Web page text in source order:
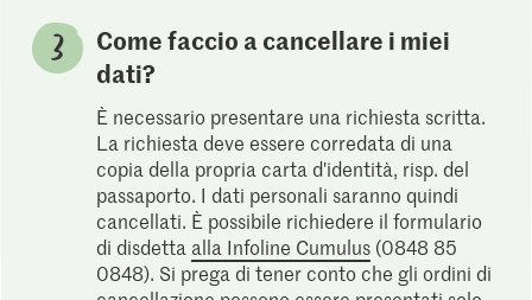
Come faccio a cancellare i miei
dati?
È necessario presentare una richiesta scritta.
La richiesta deve essere corredata di una
copia della propria carta d'identità, risp. del
passaporto. I dati personali saranno quindi
cancellati. È possibile richiedere il formulario
di disdetta alla Infoline Cumulus (0848 85
0848). Si prega di tener conto che gli ordini di